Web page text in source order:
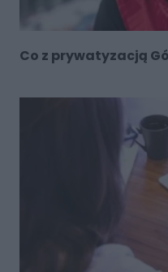
Co z prywatyzacją